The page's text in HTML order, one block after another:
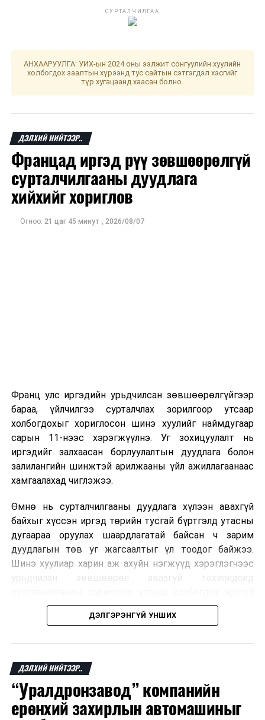
үргэлжилж байна
ӨМНӨХ МЭДЭЭ
"Айчи-Нагояа 2026" хөгжөөнт гүйлтийн тэмцээний
хэвлэлийн бага хурал боллоо
СУРТАЛЧИЛГАА
АНХААРУУЛГА: УИХ-ын 2024 оны ээлжит сонгуулийн хуулийн
холбогдох заалтын хүрээнд тус сайтын сэтгэгдэл хэсгийг
түр хугацаанд хаасан болно.
ДЭЛХИЙ НИЙТЭЭР..
Францад иргэд рүү зөвшөөрөлгүй
сурталчилгааны дуудлага
хийхийг хориглов
Огноо: 21 цаг 45 минут , 2026/08/07
Франц улс иргэдийн урьдчилсан зөвшөөрөлгүйгээр
бараа, үйлчилгээ сурталчлах зорилгоор утсаар
холбогдохыг хориглосон шинэ хуулийг наймдугаар
сарын 11-нээс хэрэгжүүлнэ. Уг зохицуулалт нь
иргэдийг залхаасан борлуулалтын дуудлага болон
залилангийн шинжтэй арилжааны үйл ажиллагаанаас
хамгаалахад чиглэжээ.
Өмнө нь сурталчилгааны дуудлага хүлээн авахгүй
байхыг хүссэн иргэд төрийн тусгай бүртгэлд утасны
дугаараа оруулах шаардлагатай байсан ч зарим
дуудлагын төв уг жагсаалтыг үл тоодог байжээ.
Шинэ хуулиар харин аж ахуйн нэгжүүд хэрэглэгчээс
урьдчилан зөвшөөрөл аваагүй тохиолдолд
болно. Иргэн өгсөн зөвшөөрлөө хүссэн үедээ цуцлах
Францын эрх баригчдын тооцоолсноор тус улсын
иргэдийн дөрөвний гурав орчим нь долоо хоног бүр
дор хаяж нэг удаа хүсээгүй сурталчилгааны дуудлага
хүлээн авдаг бөгөөд олон хүн үүнээс ч олон
дуудлагад өртдөг байна. Хэрэглэгчийн эрхийг
ДЭЛГЭРЭНГҮЙ УНШИХ
ДЭЛХИЙ НИЙТЭЭР..
“Уралдронзавод” компанийн
ерөнхий захирлын автомашиныг